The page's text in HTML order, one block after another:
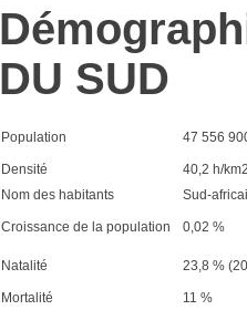
DU SUD
Population 47 556
Densité
40,2 h/
Nom des habitants
Sud-
Croissance de la population 0,02 %
Natalité 23,8 %
Mortalité
11 %